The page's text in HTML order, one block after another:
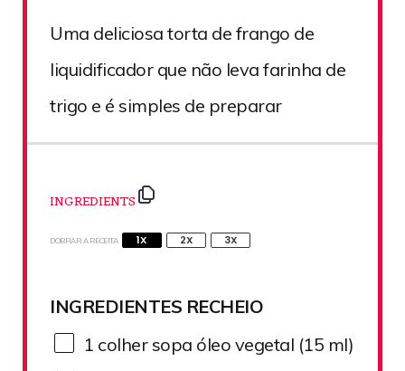
Uma deliciosa torta de frango de
liquidificador que não leva farinha de
trigo e é simples de preparar
INGREDIENTS
DOBRAR A RECEITA 1X 2X 3X
INGREDIENTES RECHEIO
1 colher sopa óleo vegetal (15 ml)